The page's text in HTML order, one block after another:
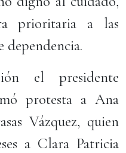
prioritaria a las
dependencia.
el presidente
protesta a Ana
Vázquez, quien
a Clara Patricia